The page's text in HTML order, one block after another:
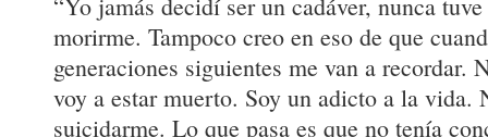
“Yo jamás decidí ser un cadáver, nunca
morirme. Tampoco creo en eso de que
generaciones siguientes me van a recordar.
voy a estar muerto. Soy un adicto a la vida.
suicidarme. Lo que pasa es que no tenía